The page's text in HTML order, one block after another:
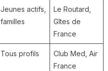
Jeunes actifs,
familles
Le Routard,
Gîtes de
France
Tous profils
Club Med, Air
France